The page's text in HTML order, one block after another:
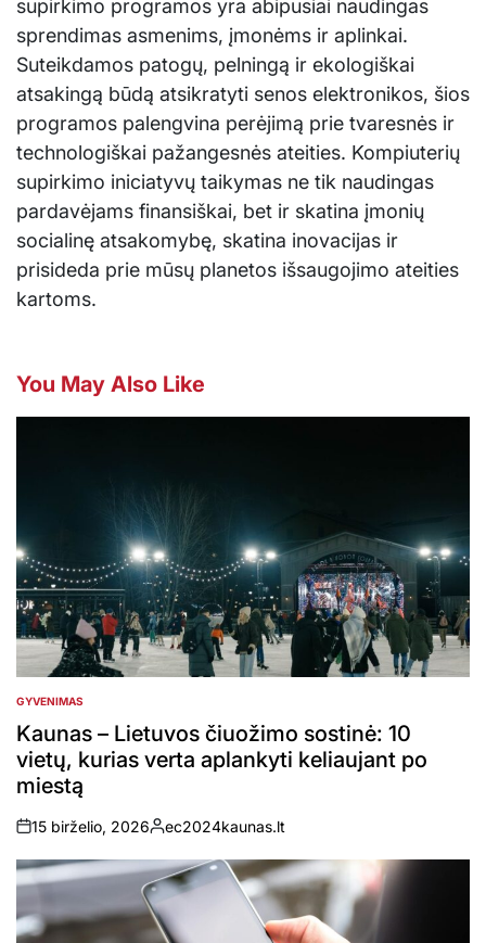
supirkimo programos yra abipusiai naudingas
sprendimas asmenims, įmonėms ir aplinkai.
Suteikdamos patogų, pelningą ir ekologiškai
atsakingą būdą atsikratyti senos elektronikos, šios
programos palengvina perėjimą prie tvaresnės ir
technologiškai pažangesnės ateities. Kompiuterių
supirkimo iniciatyvų taikymas ne tik naudingas
pardavėjams finansiškai, bet ir skatina įmonių
socialinę atsakomybę, skatina inovacijas ir
prisideda prie mūsų planetos išsaugojimo ateities
kartoms.
You May Also Like
POSTED
IN
GYVENIMAS
Kaunas – Lietuvos čiuožimo sostinė: 10
vietų, kurias verta aplankyti keliaujant po
miestą
on
15 birželio, 2026
Posted
by
ec2024kaunas.lt